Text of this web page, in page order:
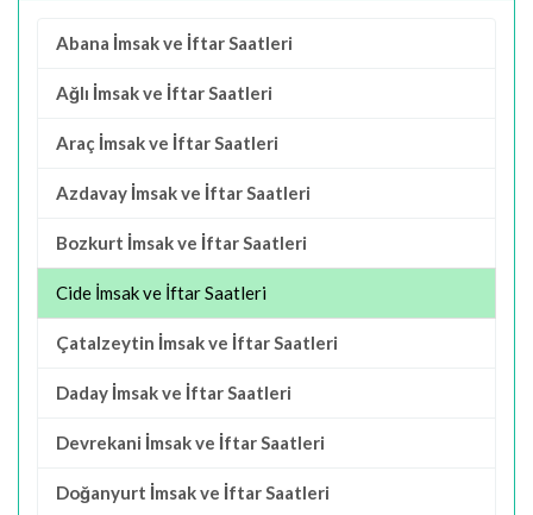
Abana İmsak ve İftar Saatleri
Ağlı İmsak ve İftar Saatleri
Araç İmsak ve İftar Saatleri
Azdavay İmsak ve İftar Saatleri
Bozkurt İmsak ve İftar Saatleri
Cide İmsak ve İftar Saatleri
Çatalzeytin İmsak ve İftar Saatleri
Daday İmsak ve İftar Saatleri
Devrekani İmsak ve İftar Saatleri
Doğanyurt İmsak ve İftar Saatleri